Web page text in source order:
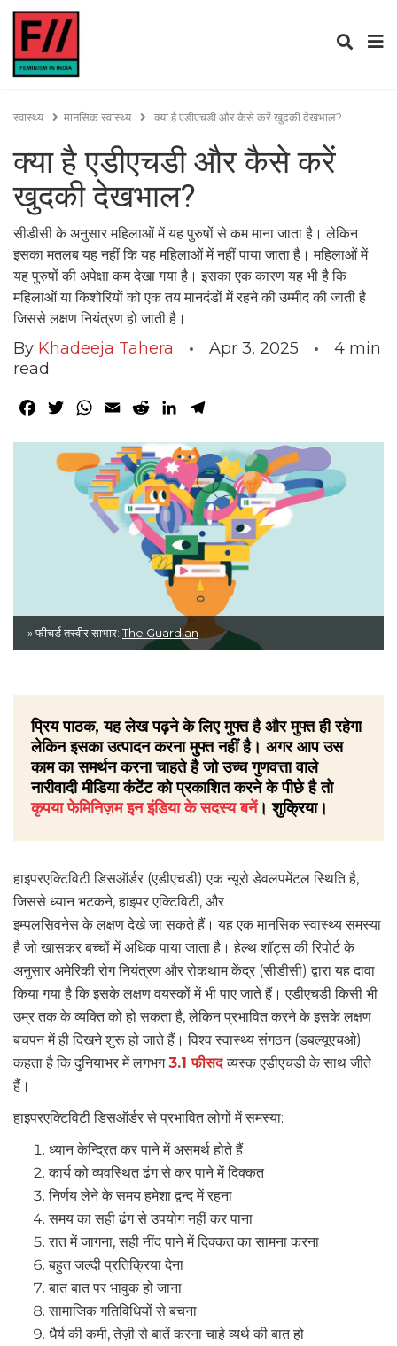
स्वास्थ्य मानसिक स्वास्थ्य क्या है एडीएचडी और कैसे करें खुदकी देखभाल?
क्या है एडीएचडी और कैसे करें
खुदकी देखभाल?
सीडीसी के अनुसार महिलाओं में यह पुरुषों से कम माना जाता है। लेकिन
इसका मतलब यह नहीं कि यह महिलाओं में नहीं पाया जाता है। महिलाओं में
यह पुरुषों की अपेक्षा कम देखा गया है। इसका एक कारण यह भी है कि
महिलाओं या किशोरियों को एक तय मानदंडों में रहने की उम्मीद की जाती है
जिससे लक्षण नियंत्रण हो जाती है।
By Khadeeja Tahera Apr 3, 2025 4 min
read
Facebook
TwitterWhatsApp
Email RedditLinkedIn
» फीचर्ड तस्वीर साभार:The Guardian
प्रिय पाठक, यह लेख पढ़ने के लिए मुफ्त है और मुफ्त ही रहेगा
लेकिन इसका उत्पादन करना मुफ्त नहीं है। अगर आप उस
काम का समर्थन करना चाहते है जो उच्च गुणवत्ता वाले
नारीवादी मीडिया कंटेंट को प्रकाशित करने के पीछे है तो
कृपया फेमिनिज़म इन इंडिया के सदस्य बनें। शुक्रिया।
हाइपरएक्टिविटी डिसऑर्डर (एडीएचडी) एक न्यूरो डेवलपमेंटल स्थिति है,
जिससे ध्यान भटकने, हाइपर एक्टिविटी, और
इम्पलसिवनेस के लक्षण देखे जा सकते हैं। यह एक मानसिक स्वास्थ्य समस्या
है जो खासकर बच्चों में अधिक पाया जाता है। हेल्थ शॉट्स की रिपोर्ट के
अनुसार अमेरिकी रोग नियंत्रण और रोकथाम केंद्र (सीडीसी) द्वारा यह दावा
किया गया है कि इसके लक्षण वयस्कों में भी पाए जाते हैं। एडीएचडी किसी भी
उम्र तक के व्यक्ति को हो सकता है, लेकिन प्रभावित करने के इसके लक्षण
बचपन में ही दिखने शुरू हो जाते हैं। विश्व स्वास्थ्य संगठन (डबल्यूएचओ)
कहता है कि दुनियाभर में लगभग3.1 फीसदव्यस्क एडीएचडी के साथ जीते
हैं।
हाइपरएक्टिविटी डिसऑर्डर से प्रभावित लोगों में समस्या:
ध्यान केन्द्रित कर पाने में असमर्थ होते हैं
कार्य को व्यवस्थित ढंग से कर पाने में दिक्कत
निर्णय लेने के समय हमेशा द्वन्द में रहना
समय का सही ढंग से उपयोग नहीं कर पाना
रात में जागना, सही नींद पाने में दिक्कत का सामना करना
बहुत जल्दी प्रतिक्रिया देना
बात बात पर भावुक हो जाना
सामाजिक गतिविधियों से बचना
धैर्य की कमी, तेज़ी से बातें करना चाहे व्यर्थ की बात हो